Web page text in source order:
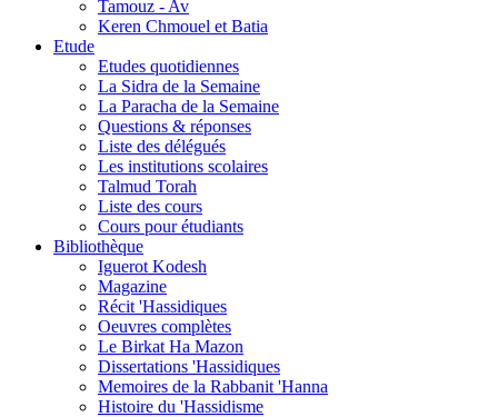
Tamouz - Av
Keren Chmouel et Batia
Etude
Etudes quotidiennes
La Sidra de la Semaine
La Paracha de la Semaine
Questions & réponses
Liste des délégués
Les institutions scolaires
Talmud Torah
Liste des cours
Cours pour étudiants
Bibliothèque
Iguerot Kodesh
Magazine
Récit 'Hassidiques
Oeuvres complètes
Le Birkat Ha Mazon
Dissertations 'Hassidiques
Memoires de la Rabbanit 'Hanna
Histoire du 'Hassidisme